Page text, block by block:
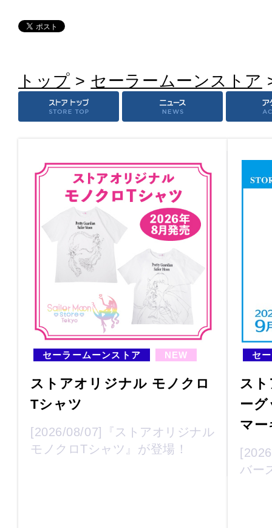
トップ > セーラームーンストア
セーラームーンストア NEW
ストアオリジナル モノクロ
Tシャツ
[2026/08/07]『ストアオリジナル
モノクロTシャツ』が登場！
セ
ス
ー
マ
バー